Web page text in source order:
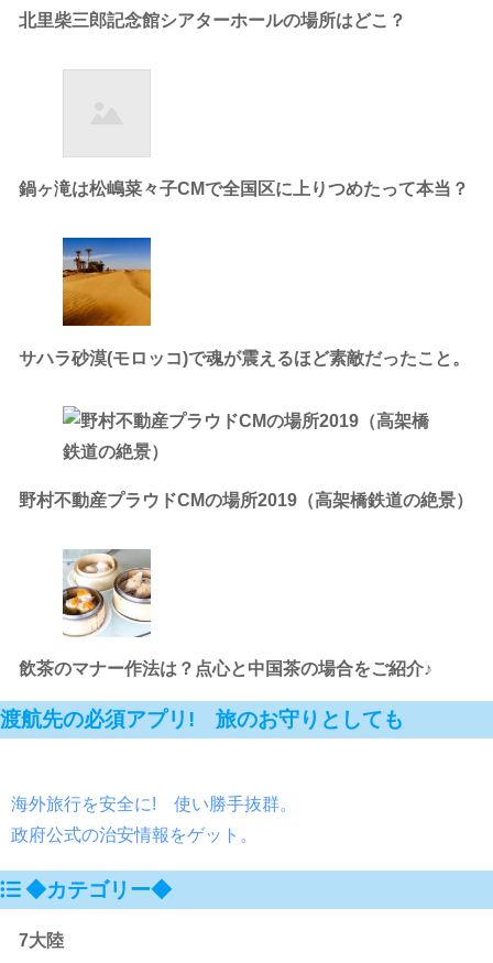
北里柴三郎記念館シアターホールの場所はどこ？
鍋ヶ滝は松嶋菜々子CMで全国区に上りつめたって本当？
サハラ砂漠(モロッコ)で魂が震えるほど素敵だったこと。
野村不動産プラウドCMの場所2019（高架橋鉄道の絶景）
飲茶のマナー作法は？点心と中国茶の場合をご紹介♪
渡航先の必須アプリ! 旅のお守りとしても
海外旅行を安全に! 使い勝手抜群。
政府公式の治安情報をゲット。
◆カテゴリー◆
7大陸